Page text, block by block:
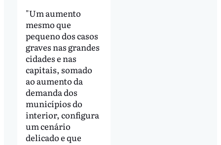
"Um aumento
mesmo que
pequeno dos casos
graves nas grandes
cidades e nas
capitais, somado
ao aumento da
demanda dos
municípios do
interior, configura
um cenário
delicado e que